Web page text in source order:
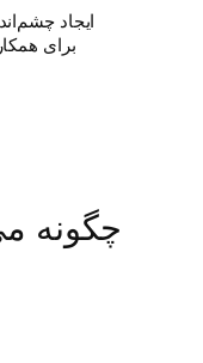
ایجاد
برای
چگونه